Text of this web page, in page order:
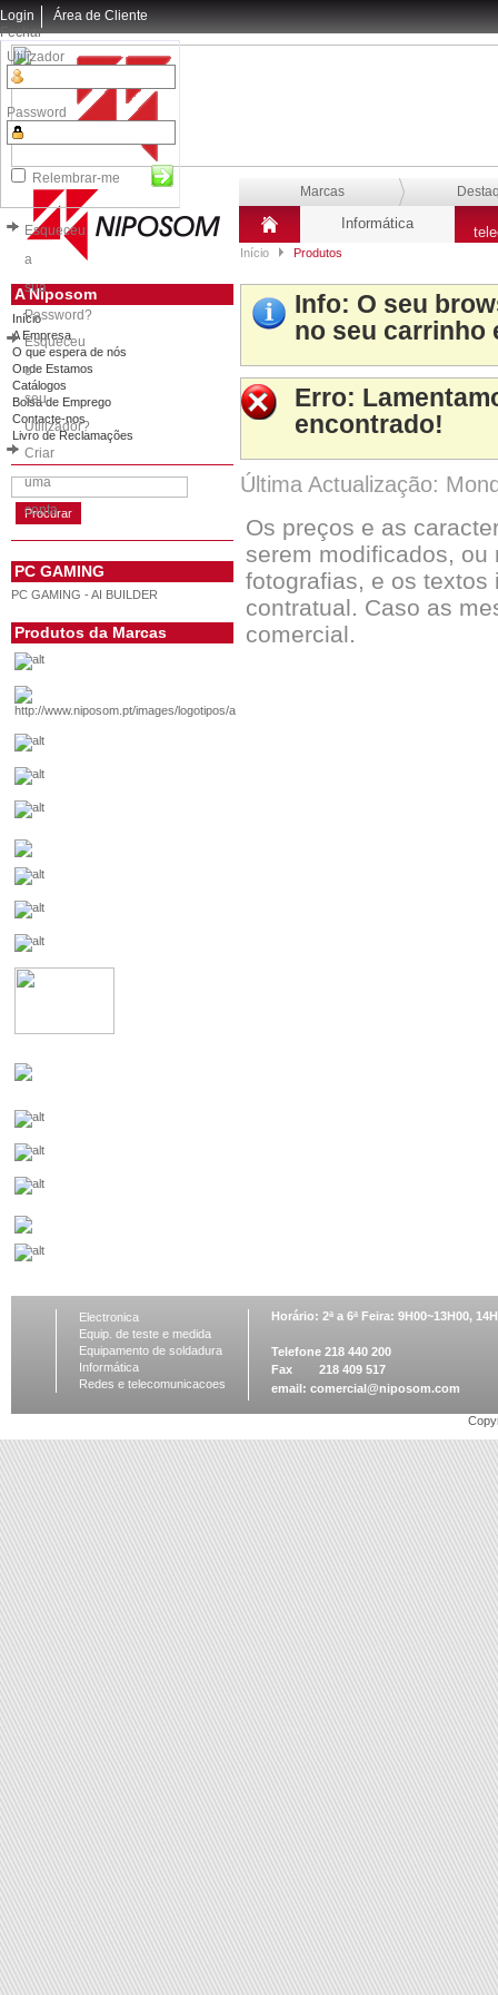
Login
Fechar
Utilizador
Password
Relembrar-me
Esqueceu
a
sua
Password?
Esqueceu
o
seu
Utilizador?
Criar
uma
conta
Área de Cliente
Marcas
Informática
Início Produtos
A Niposom
Início
A Empresa
O que espera de nós
Onde Estamos
Catálogos
Bolsa de Emprego
Contacte-nos
Livro de Reclamações
PC GAMING
PC GAMING - AI BUILDER
Produtos da Marcas
Info: O seu
no seu carrinho
Erro:
encontrado!
Última Actualização:
Os preços e as
serem modificados, ou
fotografias, e os
contratual. Caso as
comercial.
Electronica
Equip. de teste e medida
Equipamento de soldadura
Informática
Redes e telecomunicacoes
Horário: 2ª a 6ª Feira: 9H00~13H00,
Telefone 218 440 200
Fax 218 409 517
email: comercial@niposom.com